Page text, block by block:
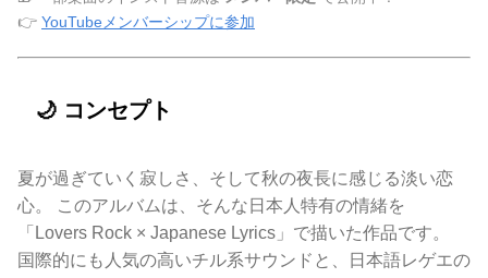
👉 YouTubeメンバーシップに参加
🌙 コンセプト
夏が過ぎていく寂しさ、そして秋の夜長に感じる淡い恋
心。 このアルバムは、そんな日本人特有の情緒を
「Lovers Rock × Japanese Lyrics」で描いた作品です。
国際的にも人気の高いチル系サウンドと、日本語レゲエの